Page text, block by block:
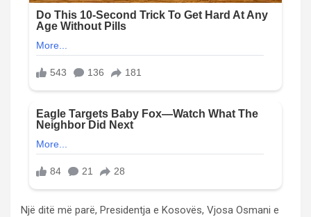
Një ditë më parë, Presidentja e Kosovës, Vjosa Osmani e